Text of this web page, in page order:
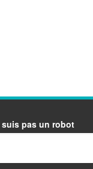
suis pas un robot